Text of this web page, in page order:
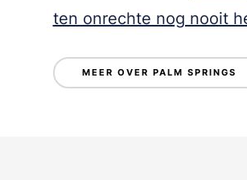
ten onrechte nog nooit
MEER OVER PALM SPRINGS